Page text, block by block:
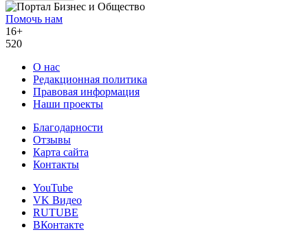
Помочь нам
16+
520
О нас
Редакционная политика
Правовая информация
Наши проекты
Благодарности
Отзывы
Карта сайта
Контакты
YouTube
VK Видео
RUTUBE
ВКонтакте